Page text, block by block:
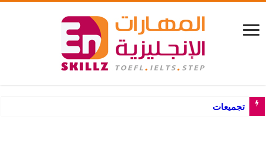
تجميعات أسئلة جرامر اللغة